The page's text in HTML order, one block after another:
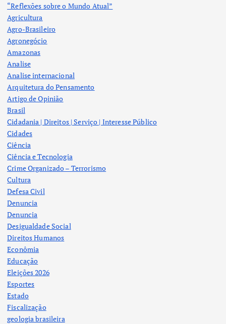
“Reflexões sobre o Mundo Atual”
Agricultura
Agro-Brasileiro
Agronegócio
Amazonas
Analise
Analise internacional
Arquitetura do Pensamento
Artigo de Opinião
Brasil
Cidadania | Direitos | Serviço | Interesse Público
Cidades
Ciência
Ciência e Tecnologia
Crime Organizado – Terrorismo
Cultura
Defesa Civil
Denuncia
Denuncia
Desigualdade Social
Direitos Humanos
Econômia
Educação
Eleições 2026
Esportes
Estado
Fiscalização
geologia brasileira